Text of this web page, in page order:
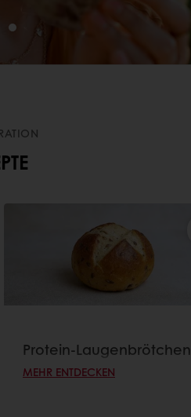
Protein-Laugenbrötchen
MEHR ENTDECKEN